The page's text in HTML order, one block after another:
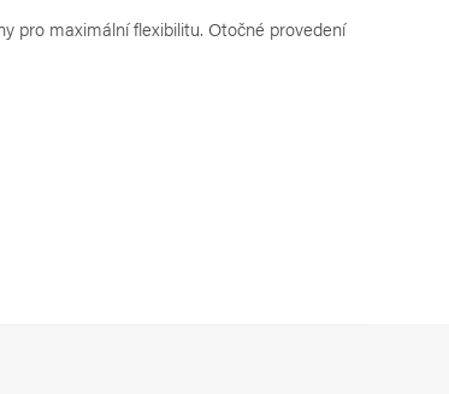
pro maximální flexibilitu. Otočné provedení